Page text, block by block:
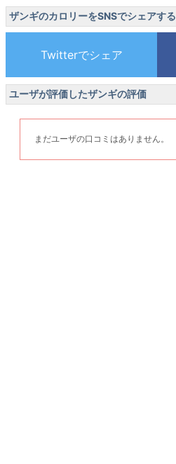
ザンギのカロリーをSNSでシェアする
ユーザが評価したザンギの評価
まだユーザの口コミはありません。